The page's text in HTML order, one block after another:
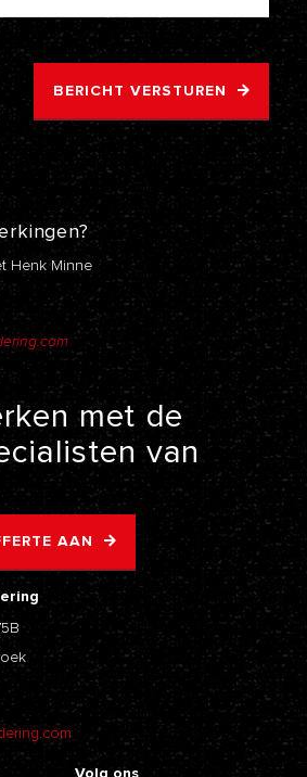
BERICHT VERSTUREN
Henk Minne
met de
van
AAN